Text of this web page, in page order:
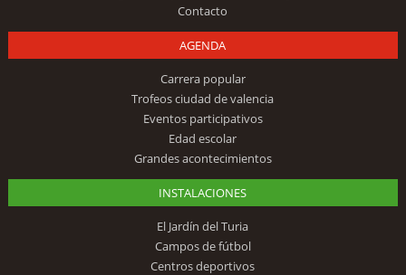
Contacto
AGENDA
Carrera popular
Trofeos ciudad de valencia
Eventos participativos
Edad escolar
Grandes acontecimientos
INSTALACIONES
El Jardín del Turia
Campos de fútbol
Centros deportivos